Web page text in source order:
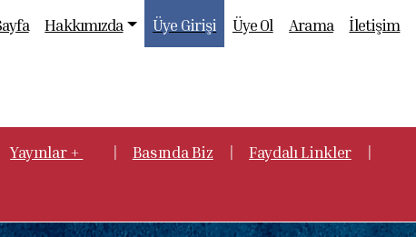
Hakkımızda Üye Girişi Üye Ol Arama İletişim
Yayınlar + | Basında Biz | Faydalı Linkler |